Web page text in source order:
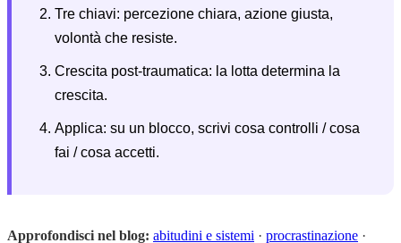
Tre chiavi: percezione chiara, azione giusta,
volontà che resiste.
Crescita post-traumatica: la lotta determina la
crescita.
Applica: su un blocco, scrivi cosa controlli / cosa
fai / cosa accetti.
Approfondisci nel blog: abitudini e sistemi · procrastinazione ·